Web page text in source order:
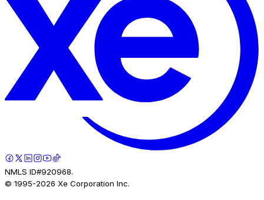
NMLS ID#920968.
© 1995-2026 Xe Corporation Inc.